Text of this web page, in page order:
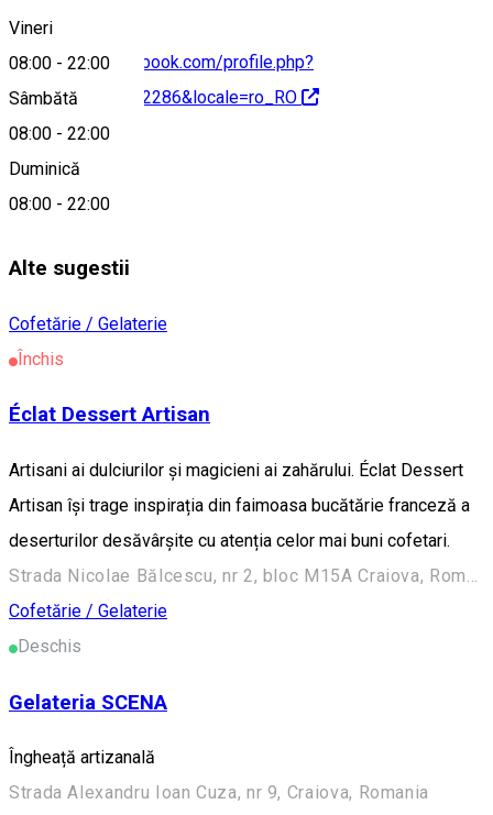
Vineri
08:00 - 22:00
Sâmbătă
08:00 - 22:00
Duminică
08:00 - 22:00
https://www.facebook.com/profile.php?
id=100068026942286&locale=ro_RO
Despre
Afacere locală
Alte sugestii
Cofetărie / Gelaterie
Închis
Éclat Dessert Artisan
Artisani ai dulciurilor și magicieni ai zahărului. Éclat Dessert
Artisan își trage inspirația din faimoasa bucătărie franceză a
deserturilor desăvârșite cu atenția celor mai buni cofetari.
Strada Nicolae Bălcescu, nr 2, bloc M15A Craiova, Romania
Cofetărie / Gelaterie
Deschis
Gelateria SCENA
Îngheață artizanală
Strada Alexandru Ioan Cuza, nr 9, Craiova, Romania